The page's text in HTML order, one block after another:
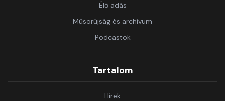
Élő adás
Műsorújság és archívum
Podcastok
Tartalom
Hírek